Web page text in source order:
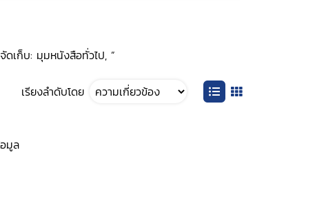
เก็บ: มุมหนังสือทั่วไป, ”
เรียงลำดับโดย
มูล